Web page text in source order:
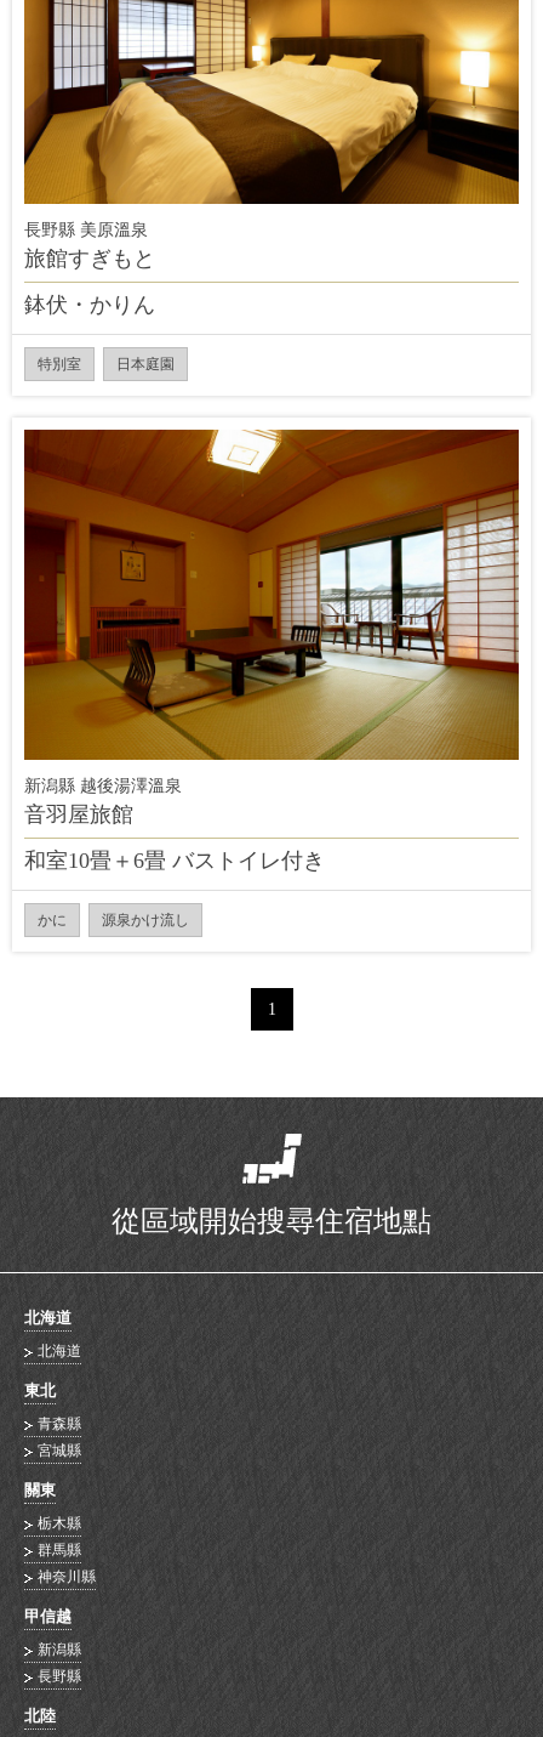
長野縣 美原溫泉
旅館すぎもと
鉢伏・かりん
特別室 日本庭園
新潟縣 越後湯澤溫泉
音羽屋旅館
和室10畳＋6畳 バストイレ付き
かに 源泉かけ流し
1
從區域開始搜尋住宿地點
北海道
北海道
東北
青森縣
宮城縣
關東
栃木縣
群馬縣
神奈川縣
甲信越
新潟縣
長野縣
北陸